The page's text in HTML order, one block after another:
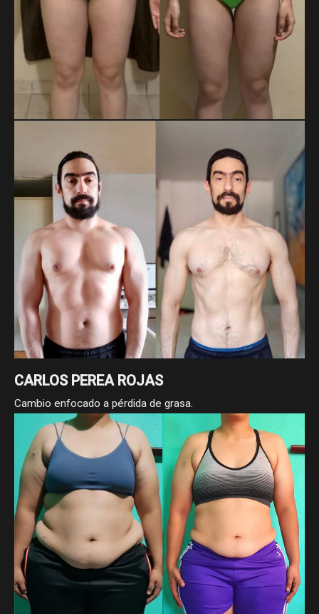
Cambio enfocado a pérdida de grasa.
CARLOS PEREA ROJAS
Cambio enfocado a pérdida de grasa.